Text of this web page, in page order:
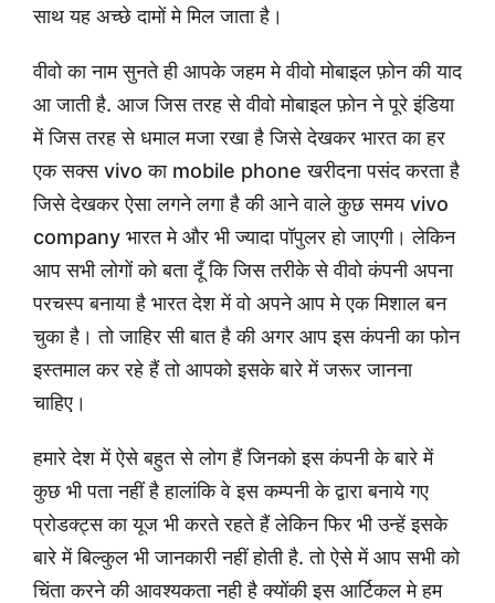
साथ यह अच्छे दामों मे मिल जाता है।
वीवो का नाम सुनते ही आपके जहम मे वीवो मोबाइल फ़ोन की याद
आ जाती है. आज जिस तरह से वीवो मोबाइल फ़ोन ने पूरे इंडिया
में जिस तरह से धमाल मजा रखा है जिसे देखकर भारत का हर
एक सक्स vivo का mobile phone खरीदना पसंद करता है
जिसे देखकर ऐसा लगने लगा है की आने वाले कुछ समय vivo
company भारत मे और भी ज्यादा पॉपुलर हो जाएगी। लेकिन
आप सभी लोगों को बता दूँ कि जिस तरीके से वीवो कंपनी अपना
परचस्प बनाया है भारत देश में वो अपने आप मे एक मिशाल बन
चुका है। तो जाहिर सी बात है की अगर आप इस कंपनी का फोन
इस्तमाल कर रहे हैं तो आपको इसके बारे में जरूर जानना
चाहिए।
हमारे देश में ऐसे बहुत से लोग हैं जिनको इस कंपनी के बारे में
कुछ भी पता नहीं है हालांकि वे इस कम्पनी के द्वारा बनाये गए
प्रोडक्ट्स का यूज भी करते रहते हैं लेकिन फिर भी उन्हें इसके
बारे में बिल्कुल भी जानकारी नहीं होती है. तो ऐसे में आप सभी को
चिंता करने की आवश्यकता नही है क्योंकी इस आर्टिकल मे हम